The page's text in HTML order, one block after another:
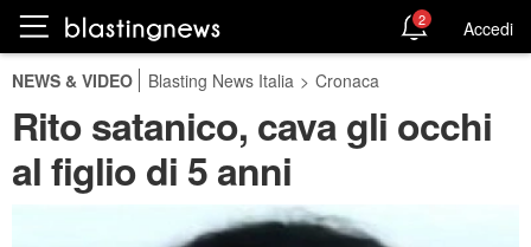
2 Accedi
NEWS & VIDEO Blasting News Italia > Cronaca
Rito satanico, cava gli occhi
al figlio di 5 anni